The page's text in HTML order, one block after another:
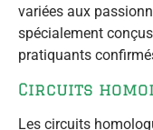
variées aux
spécialement
pratiquants
Circuits
Les circuits